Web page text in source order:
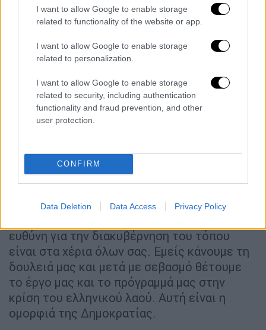
I want to allow Google to enable storage
related to functionality of the website or app.
I want to allow Google to enable storage
related to personalization.
I want to allow Google to enable storage
related to security, including authentication
functionality and fraud prevention, and other
user protection.
CONFIRM
Data Deletion Data Access Privacy Policy
στελέχη να κάνουμε όλοι μαζί αυτή τη
μεγάλη προσπάθεια: Να μην πάνε χαμένες οι
θυσίες και οι προσπάθειες του ελληνικού
λαού. Να συνεχίσουμε τον αγώνα μας να
ευημερούσα, τους Έλληνες πιο
αισιόδοξους», ανέφερε ο Κυριάκος
Μητσοτάκης.
διαπιστευτήρια κοινωνικού
προοδευτισμού και λαϊκών
ευθύνη για την διακυβέρνηση του τόπου
είναι στα χέρια όλων σας. Εμείς κάνουμε τη
δουλειά μας και μετά με σεβασμό θέτουμε
το έργο μας και το πρόγραμμά μας στην
κρίση του ελληνικού λαού. Αυτή είναι η
ομορφιά της Δημοκρατίας.